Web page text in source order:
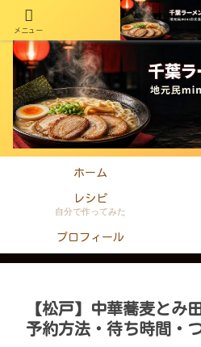
千葉在住50年以上のminiがラーメン・
ホーム
レシピ
自分で作ってみた
プロフィール
【松戸】中華蕎麦とみ
予約方法・待ち時間・
メニュー